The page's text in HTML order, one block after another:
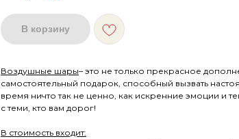
В корзину
Воздушные шары– это не только прекрасное
самостоятельный подарок, способный вызвать
время ничто так не ценно, как искренние эмоции и
с теми, кто вам дорог!
В стоимость входит: